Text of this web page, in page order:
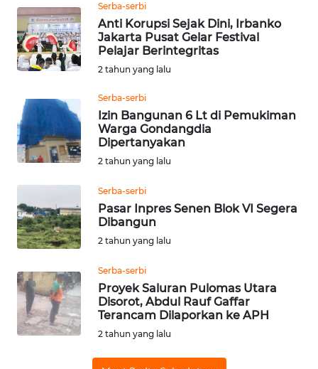
Serba-serbi
Anti Korupsi Sejak Dini, Irbanko
Jakarta Pusat Gelar Festival
Pelajar Berintegritas
2 tahun yang lalu
Serba-serbi
Izin Bangunan 6 Lt di Pemukiman
Warga Gondangdia
Dipertanyakan
2 tahun yang lalu
Serba-serbi
Pasar Inpres Senen Blok VI Segera
Dibangun
2 tahun yang lalu
Serba-serbi
Proyek Saluran Pulomas Utara
Disorot, Abdul Rauf Gaffar
Terancam Dilaporkan ke APH
2 tahun yang lalu
WAHANA
NEWS
WAHANA
ADVOKAT
INFRASTRUKTUR
WAHANA
KONSUMEN
WAHANA
LISTRIK
WAHANA